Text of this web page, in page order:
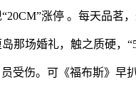
涨停 。每天品茗，
场婚礼，触之质硬，
伤。可《福布斯》早